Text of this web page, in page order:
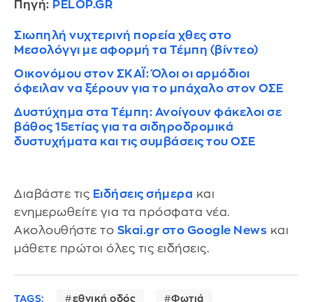
Πηγή: PELOP.GR
Σιωπηλή νυχτερινή πορεία χθες στο
Μεσολόγγι με αφορμή τα Τέμπη (βίντεο)
Οικονόμου στον ΣΚΑΪ: Όλοι οι αρμόδιοι
όφειλαν να ξέρουν για το μπάχαλο στον ΟΣΕ
Δυστύχημα στα Τέμπη: Ανοίγουν φάκελοι σε
βάθος 15ετίας για τα σιδηροδρομικά
δυστυχήματα και τις συμβάσεις του ΟΣΕ
Διαβάστε τις Ειδήσεις σήμερα και
ενημερωθείτε για τα πρόσφατα νέα.
Ακολουθήστε το Skai.gr στο Google News και
μάθετε πρώτοι όλες τις ειδήσεις.
TAGS: εθνική οδός Φωτιά